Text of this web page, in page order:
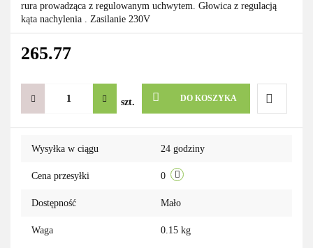
rura prowadząca z regulowanym uchwytem. Głowica z regulacją
kąta nachylenia . Zasilanie 230V
265.77
szt. DO KOSZYKA
Do
Wysyłka w ciągu 24 godziny
Cena przesyłki 0
Dostępność Mało
Waga 0.15 kg